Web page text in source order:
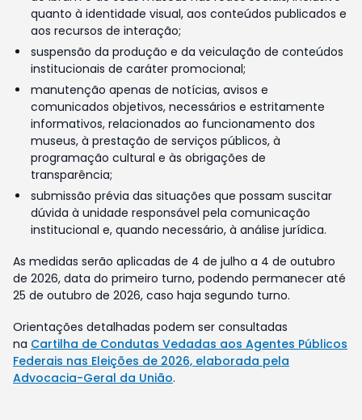
quanto à identidade visual, aos conteúdos publicados e
aos recursos de interação;
suspensão da produção e da veiculação de conteúdos
institucionais de caráter promocional;
manutenção apenas de notícias, avisos e
comunicados objetivos, necessários e estritamente
informativos, relacionados ao funcionamento dos
museus, à prestação de serviços públicos, à
programação cultural e às obrigações de
transparência;
submissão prévia das situações que possam suscitar
dúvida à unidade responsável pela comunicação
institucional e, quando necessário, à análise jurídica.
As medidas serão aplicadas de 4 de julho a 4 de outubro
de 2026, data do primeiro turno, podendo permanecer até
25 de outubro de 2026, caso haja segundo turno.
Orientações detalhadas podem ser consultadas
na Cartilha de Condutas Vedadas aos Agentes Públicos
Federais nas Eleições de 2026, elaborada pela
Advocacia-Geral da União.